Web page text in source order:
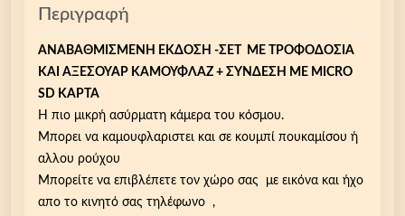
Περιγραφή
ΑΝΑΒΑΘΜΙΣΜΕΝΗ ΕΚΔΟΣΗ -ΣΕΤ ΜΕ ΤΡΟΦΟΔΟΣΙΑ
ΚΑΙ ΑΞΕΣΟΥΑΡ ΚΑΜΟΥΦΛΑΖ + ΣΥΝΔΕΣΗ ΜΕ MICRO
SD ΚΑΡΤΑ
Η πιο μικρή ασύρματη κάμερα του κόσμου.
Μπορει να καμουφλαριστει και σε κουμπί πουκαμίσου ή
αλλου ρούχου
Μπορείτε να επιβλέπετε τον χώρο σας με εικόνα και ήχο
απο το κινητό σας τηλέφωνο ,